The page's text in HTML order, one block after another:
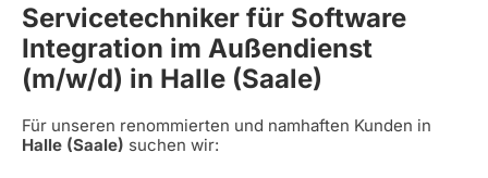
Servicetechniker für Software
Integration im Außendienst
(m/w/d) in Halle (Saale)
Für unseren renommierten und namhaften Kunden in
Halle (Saale) suchen wir: